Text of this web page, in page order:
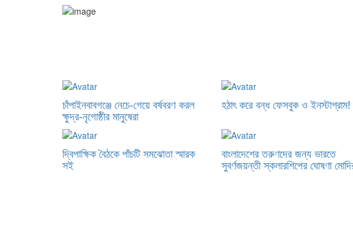
চাঁপাইনবাবগঞ্জে নেচে-গেয়ে বর্ষবরণ করল
ক্ষুদ্র-নৃগোষ্ঠীর মানুষেরা
হঠাৎ করে বন্ধ ফেসবুক ও ইনস্টাগ্রাম!
দ্বিপাক্ষিক বৈঠকে পাঁচটি সমঝোতা স্মারক
সই
বাংলাদেশের তরুণদের জন্য ভারতে
সুবর্ণজয়ন্তী স্কলারশিপের ঘোষণা